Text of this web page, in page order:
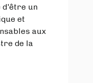
d'être un
et
aux
de la